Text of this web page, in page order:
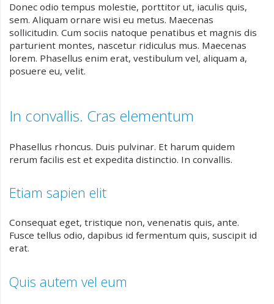
Donec odio tempus molestie, porttitor ut, iaculis quis,
sem. Aliquam ornare wisi eu metus. Maecenas
sollicitudin. Cum sociis natoque penatibus et magnis dis
parturient montes, nascetur ridiculus mus. Maecenas
lorem. Phasellus enim erat, vestibulum vel, aliquam a,
posuere eu, velit.
In convallis. Cras elementum
Phasellus rhoncus. Duis pulvinar. Et harum quidem
rerum facilis est et expedita distinctio. In convallis.
Etiam sapien elit
Consequat eget, tristique non, venenatis quis, ante.
Fusce tellus odio, dapibus id fermentum quis, suscipit id
erat.
Quis autem vel eum